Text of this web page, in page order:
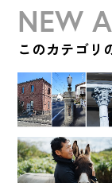
NEW
このカテゴリ